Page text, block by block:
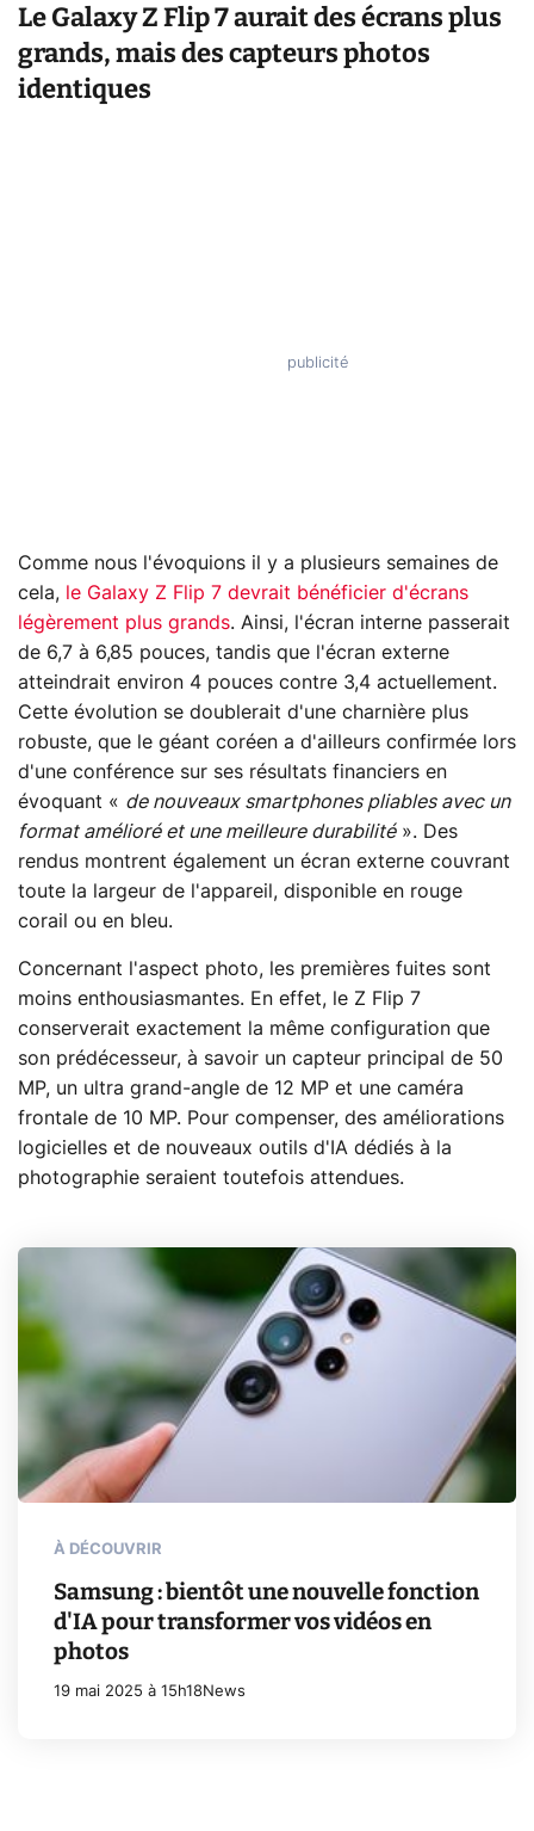
Le Galaxy Z Flip 7 aurait des écrans plus
grands, mais des capteurs photos
identiques
Comme nous l'évoquions il y a plusieurs semaines de
cela, le Galaxy Z Flip 7 devrait bénéficier d'écrans
légèrement plus grands. Ainsi, l'écran interne passerait
de 6,7 à 6,85 pouces, tandis que l'écran externe
atteindrait environ 4 pouces contre 3,4 actuellement.
Cette évolution se doublerait d'une charnière plus
robuste, que le géant coréen a d'ailleurs confirmée lors
d'une conférence sur ses résultats financiers en
évoquant « de nouveaux smartphones pliables avec un
format amélioré et une meilleure durabilité». Des
rendus montrent également un écran externe couvrant
toute la largeur de l'appareil, disponible en rouge
corail ou en bleu.
Concernant l'aspect photo, les premières fuites sont
moins enthousiasmantes. En effet, le Z Flip 7
conserverait exactement la même configuration que
son prédécesseur, à savoir un capteur principal de 50
MP, un ultra grand-angle de 12 MP et une caméra
frontale de 10 MP. Pour compenser, des améliorations
logicielles et de nouveaux outils d'IA dédiés à la
photographie seraient toutefois attendues.
À DÉCOUVRIR
Samsung : bientôt une nouvelle fonction
d'IA pour transformer vos vidéos en
photos
19 mai 2025 à 15h18News